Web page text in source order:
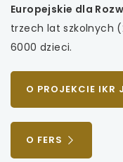
Europejskie dla
trzech lat szkolnych
6000 dzieci.
O PROJEKCIE IKR
O FERS UWAGA,